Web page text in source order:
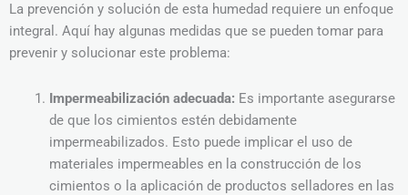
La prevención y solución de esta humedad requiere un enfoque
integral. Aquí hay algunas medidas que se pueden tomar para
prevenir y solucionar este problema:
Impermeabilización adecuada: Es importante asegurarse
de que los cimientos estén debidamente
impermeabilizados. Esto puede implicar el uso de
materiales impermeables en la construcción de los
cimientos o la aplicación de productos selladores en las